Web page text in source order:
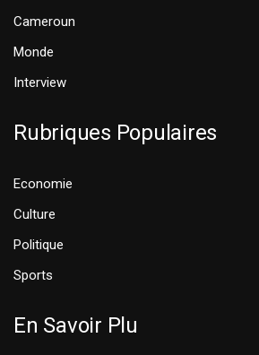
Cameroun
Monde
Interview
Rubriques Populaires
Economie
Culture
Politique
Sports
En Savoir Plu